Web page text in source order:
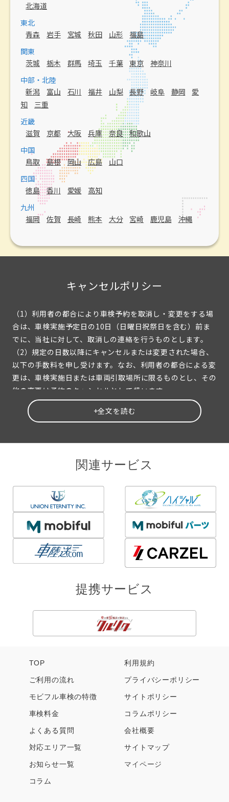
北海道
東北
青森
岩手 宮城 秋田 山形
福島
関東
茨城
栃木 群馬 埼玉 千葉 東京
神奈川
中部・北陸
新潟
富山 石川 福井 山梨 長野 岐阜 静岡
愛
知
三重
近畿
滋賀
京都 大阪 兵庫 奈良
和歌山
中国
鳥取
島根 岡山 広島
山口
四国
徳島
香川 愛媛
高知
九州
福岡
佐賀 長崎 熊本 大分 宮崎 鹿児島 沖縄
キャンセルポリシー
（1）利用者の都合により車検予約を取消し・変更をする場
合は、車検実施予定日の10日（日曜日祝祭日を含む）前ま
でに、当社に対して、取消しの連絡を行うものとします。
（2）規定の日数以降にキャンセルまたは変更された場合、
以下の手数料を申し受けます。なお、利用者の都合による変
更は、車検実施日または車両引取場所に限るものとし、その
他の変更は予約のキャンセルとして扱います。
キャンセル料
変更手数料
予定日の9
前日まで
3,000円（税別）
3,000円（税
車検実施
予定日の
3,000円（税別）に加えて、見
積り車検費用総額から法定費
用を除いた金額
車検実施
当日（車
後）
3,000円（税別）に加えて、見
積り車検費用総額から法定費
3,000円（税
（３）キャンセル料および変更手数料は、当初のクレジット
利用者は、当社がこの方法で手数料を徴収することにご同意
いただくものとします。
+全文を読む
関連サービス
提携サービス
TOP
ご利用の流れ
モビフル車検の特徴
車検料金
よくある質問
対応エリア一覧
お知らせ一覧
コラム
利用規約
プライバシーポリシー
サイトポリシー
コラムポリシー
会社概要
サイトマップ
マイページ